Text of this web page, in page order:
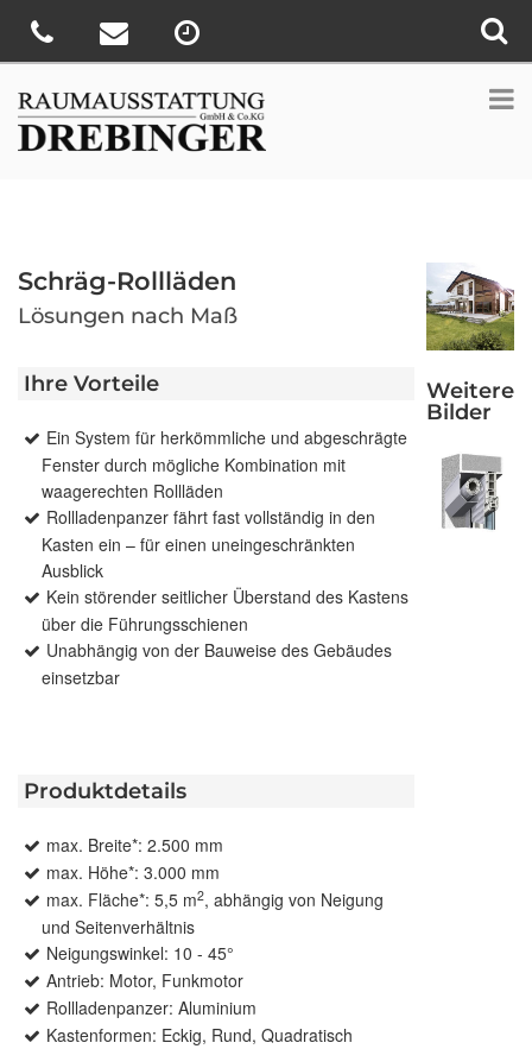
Schräg-Rollläden
Lösungen nach Maß
Ihre Vorteile
Ein System für herkömmliche und abgeschrägte
Fenster durch mögliche Kombination mit
waagerechten Rollläden
Rollladenpanzer fährt fast vollständig in den
Kasten ein – für einen uneingeschränkten
Ausblick
Kein störender seitlicher Überstand des Kastens
über die Führungsschienen
Unabhängig von der Bauweise des Gebäudes
einsetzbar
Produktdetails
max. Breite*: 2.500 mm
max. Höhe*: 3.000 mm
max. Fläche*: 5,5 m2, abhängig von Neigung
und Seitenverhältnis
Neigungswinkel: 10 - 45°
Antrieb: Motor, Funkmotor
Rollladenpanzer: Aluminium
Kastenformen: Eckig, Rund, Quadratisch
Weitere
Bilder